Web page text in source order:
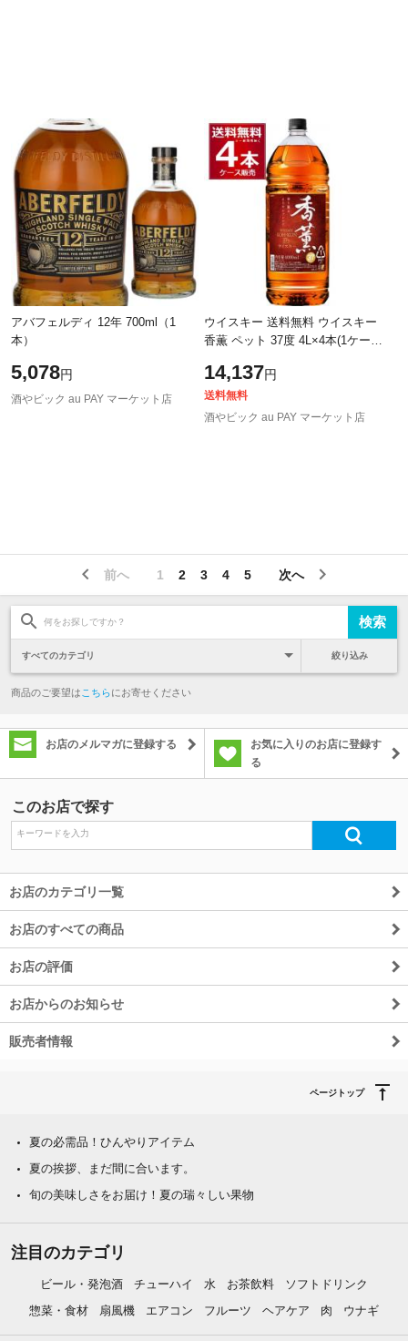
アバフェルディ 12年 700ml（1
本）
5,078円
酒やビック au PAY マーケット店
ウイスキー 送料無料 ウイスキー
香薫 ペット 37度 4L×4本(1ケース)
く]
14,137円
送料無料
酒やビック au PAY マーケット店
前へ 次へ
1 2 3 4 5
絞り込み
商品のご要望は こちらにお寄せください
お店のメルマガに登録する
お気に入りのお店に登録す
る
このお店で探す
お店のカテゴリ一覧
お店のすべての商品
お店の評価
お店からのお知らせ
販売者情報
ページトップ
夏の必需品！ひんやりアイテム
夏の挨拶、まだ間に合います。
旬の美味しさをお届け！夏の瑞々しい果物
注目のカテゴリ
ビール・発泡酒 チューハイ 水 お茶飲料
ソフトドリンク
惣菜・食材
扇風機 エアコン フルーツ ヘアケア 肉 ウナギ